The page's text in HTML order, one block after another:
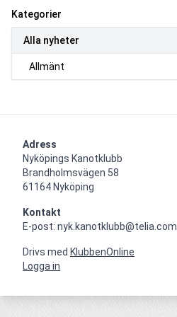
Kategorier
Alla nyheter
Allmänt
Adress
Nyköpings Kanotklubb
Brandholmsvägen 58
61164 Nyköping
Kontakt
E-post: nyk.kanotklubb@telia.com
Drivs med KlubbenOnline
Logga in